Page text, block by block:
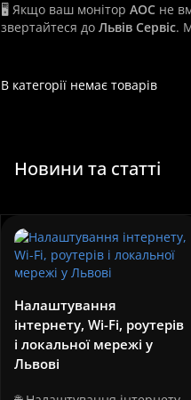
🖥️ Якщо ваш монітор AOCне
звертайтеся до Львів Сервіс.
В категорії немає товарів
Новини та статті
Налаштування
інтернету, Wi-Fi, роутерів
і локальної мережі у
Львові